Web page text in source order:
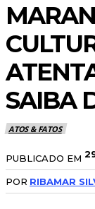
SAIBA
ATOS & FATOS
PUBLICADO EM
POR RIBAMAR